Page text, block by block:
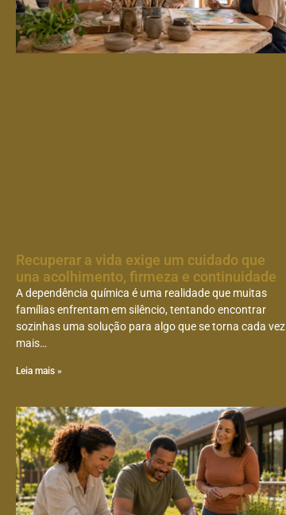
Recuperar a vida exige um cuidado que
una acolhimento, firmeza e continuidade
A dependência química é uma realidade que muitas
famílias enfrentam em silêncio, tentando encontrar
sozinhas uma solução para algo que se torna cada vez
mais…
Leia mais »